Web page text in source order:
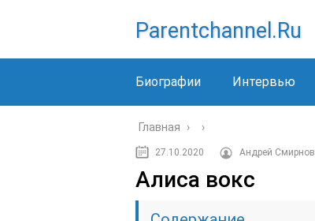
Parentchannel.ru
Биографии Интервью
Главная › ›
27.10.2020 Андрей Смирнов
Алиса вокс